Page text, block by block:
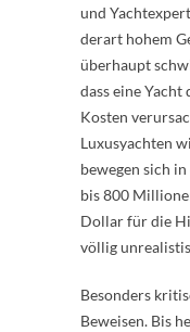
und
derart hohem
überhaupt
dass eine Yacht
Kosten
Luxusyachten
bewegen sich
bis 800
Dollar für die
völlig
Besonders
Beweisen. Bis